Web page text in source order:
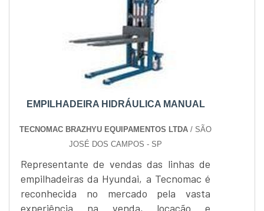
utilização, por não possuir ...
EMPILHADEIRA HIDRÁULICA MANUAL
TECNOMAC BRAZHYU EQUIPAMENTOS LTDA / SÃO
JOSÉ DOS CAMPOS - SP
Representante de vendas das linhas de
empilhadeiras da Hyundai, a Tecnomac é
reconhecida no mercado pela vasta
experiência na venda, locação e